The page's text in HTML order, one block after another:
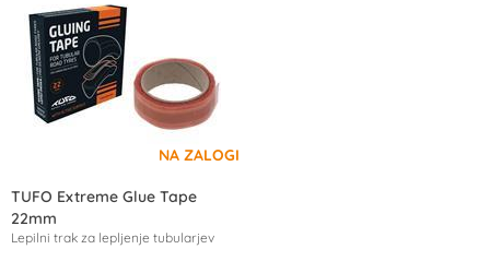
TUFO Extreme Glue Tape
22mm
Lepilni trak za lepljenje tubularjev